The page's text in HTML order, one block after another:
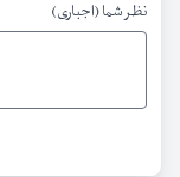
نظر شما (اجباری)